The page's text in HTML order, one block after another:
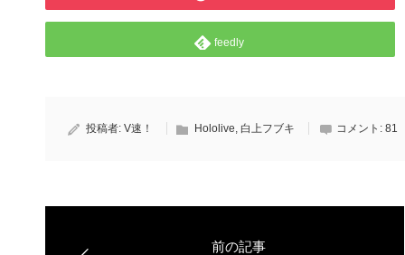
feedly
投稿者: V速！ Hololive, 白上フブキ コメント: 81